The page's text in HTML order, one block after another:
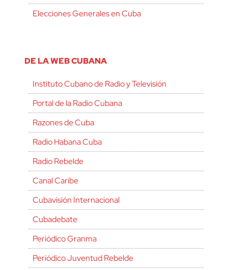
Elecciones Generales en Cuba
DE LA WEB CUBANA
Instituto Cubano de Radio y Televisión
Portal de la Radio Cubana
Razones de Cuba
Radio Habana Cuba
Radio Rebelde
Canal Caribe
Cubavisión Internacional
Cubadebate
Periódico Granma
Periódico Juventud Rebelde